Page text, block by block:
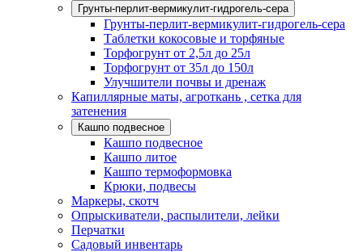
Грунты-перлит-вермикулит-гидрогель-сера
Грунты-перлит-вермикулит-гидрогель-сера
Таблетки кокосовые и торфяные
Торфогрунт от 2,5л до 25л
Торфогрунт от 35л до 150л
Улучшители почвы и дренаж
Капиллярные маты, агроткань , сетка для
затенения
Кашпо подвесное
Кашпо подвесное
Кашпо литое
Кашпо термоформовка
Крюки, подвесы
Маркеры, скотч
Опрыскиватели, распылители, лейки
Перчатки
Садовый инвентарь